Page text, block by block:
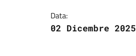
Data:
02 Dicembre 2025